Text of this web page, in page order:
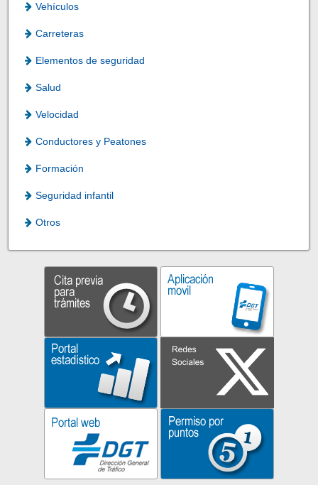
Vehículos
Carreteras
Elementos de seguridad
Salud
Velocidad
Conductores y Peatones
Formación
Seguridad infantil
Otros